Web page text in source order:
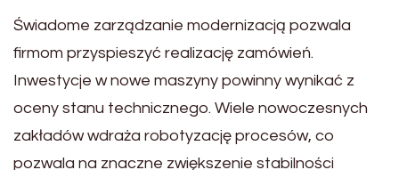
Świadome zarządzanie modernizacją pozwala
firmom przyspieszyć realizację zamówień.
Inwestycje w nowe maszyny powinny wynikać z
oceny stanu technicznego. Wiele nowoczesnych
zakładów wdraża robotyzację procesów, co
pozwala na znaczne zwiększenie stabilności